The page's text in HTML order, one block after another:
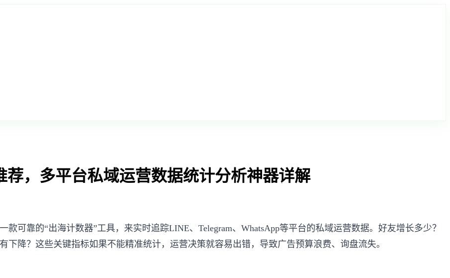
，多平台私域运营数据统计分析神器详解
可靠的“出海计数器”工具，来实时追踪LINE、Telegram、WhatsApp等平台的私域运营数据。好友增长多少？
降？这些关键指标如果不能精准统计，运营决策就容易出错，导致广告预算浪费、询盘流失。